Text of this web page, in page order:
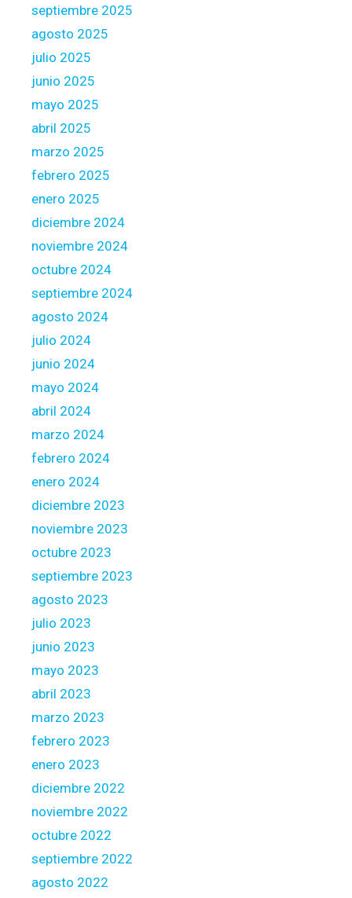
r
n
d
l
y
r
a
n
t
i
o
n
p
p
r
o
c
h
septiembre 2025
agosto 2025
julio 2025
junio 2025
mayo 2025
abril 2025
marzo 2025
febrero 2025
enero 2025
diciembre 2024
noviembre 2024
octubre 2024
septiembre 2024
agosto 2024
julio 2024
junio 2024
mayo 2024
abril 2024
marzo 2024
febrero 2024
enero 2024
diciembre 2023
noviembre 2023
octubre 2023
septiembre 2023
agosto 2023
julio 2023
junio 2023
mayo 2023
abril 2023
marzo 2023
febrero 2023
enero 2023
diciembre 2022
noviembre 2022
octubre 2022
septiembre 2022
agosto 2022